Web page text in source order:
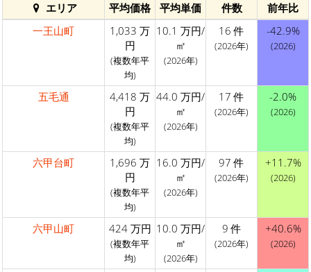
エリア 平均価格 平均単価 件数
前年比
一王山町
1,033 万
円
(複数年平
均)
10.1 万円/
㎡
(2026年)
16 件
(2026年)
-42.9%
(2026)
五毛通
4,418 万
円
(複数年平
均)
44.0 万円/
㎡
(2026年)
17 件
(2026年)
-2.0%
(2026)
六甲台町
1,696 万
円
(複数年平
均)
16.0 万円/
㎡
(2026年)
97 件
(2026年)
+11.7%
(2026)
六甲山町 424 万円
(複数年平
均)
10.0 万円/
㎡
(2026年)
9 件
(2026年)
+40.6%
(2026)